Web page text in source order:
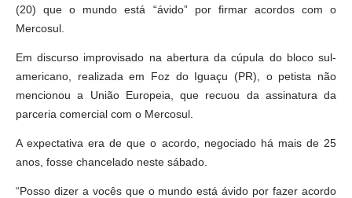
(20) que o mundo está “ávido” por firmar acordos com o
Mercosul.
Em discurso improvisado na abertura da cúpula do bloco sul-
americano, realizada em Foz do Iguaçu (PR), o petista não
mencionou a União Europeia, que recuou da assinatura da
parceria comercial com o Mercosul.
A expectativa era de que o acordo, negociado há mais de 25
anos, fosse chancelado neste sábado.
“Posso dizer a vocês que o mundo está ávido por fazer acordo